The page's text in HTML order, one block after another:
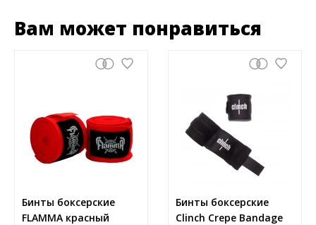
Вам может понравиться
Бинты боксерские
FLAMMA красный
Бинты боксерские
Clinch Crepe Bandage